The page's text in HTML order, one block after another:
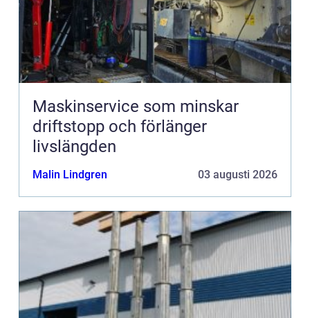
Maskinservice som minskar
driftstopp och förlänger
livslängden
Malin Lindgren 03 augusti 2026